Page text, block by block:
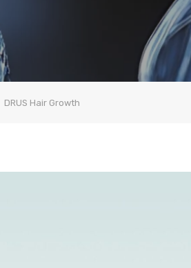
DRUS Hair Growth